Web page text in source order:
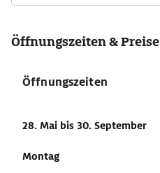
Öffnungszeiten & Preise
Öffnungszeiten
28. Mai bis 30. September
Montag